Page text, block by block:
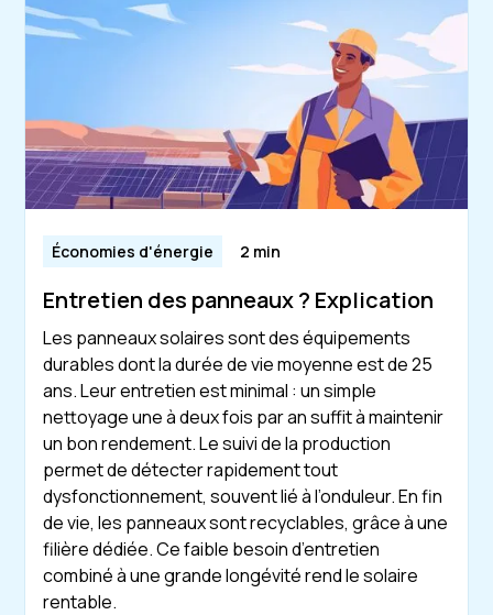
Économies d'énergie 2 min
Entretien des panneaux ? Explication
Les panneaux solaires sont des équipements
durables dont la durée de vie moyenne est de 25
ans. Leur entretien est minimal : un simple
nettoyage une à deux fois par an suffit à maintenir
un bon rendement. Le suivi de la production
permet de détecter rapidement tout
dysfonctionnement, souvent lié à l’onduleur. En fin
de vie, les panneaux sont recyclables, grâce à une
filière dédiée. Ce faible besoin d’entretien
combiné à une grande longévité rend le solaire
rentable.